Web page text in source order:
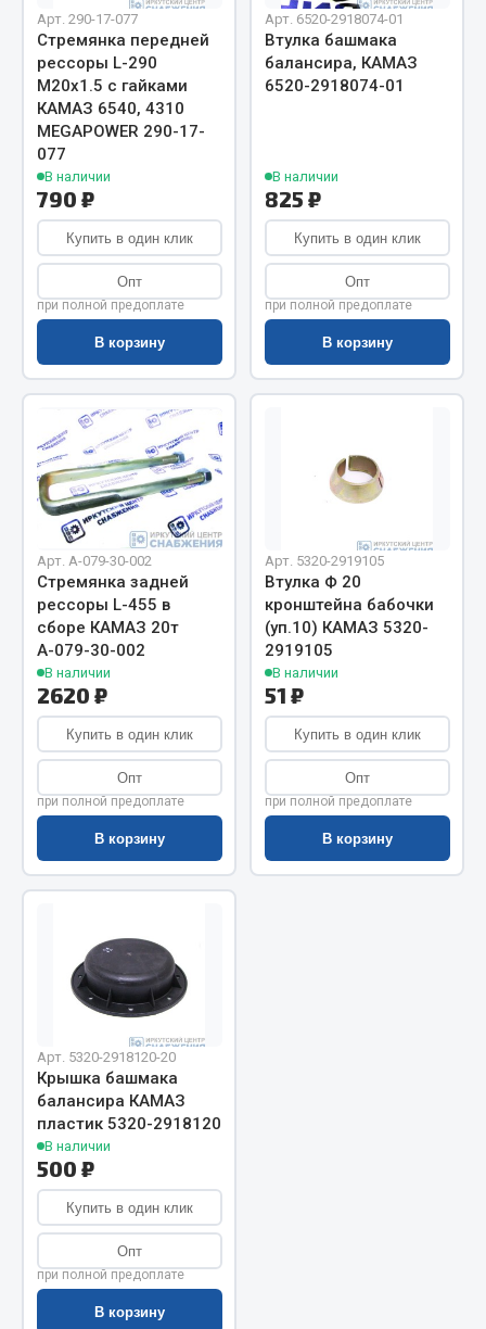
Цепи подъёмные
Весь раздел
РТИ
Кольца уплотнительные
Лента конвейерная
Манжеты
Паронит
Прокладки
Рукава высокого давления
Показать ещё
Весь раздел
Автомобильная электрика
Автолампы
Блоки реле и предохранителей
Вилки нагрузочные
Выключатели и переключатели клавишные
Выключатели кнопочные
Выключатель массы
Изолента
Запчасти на полуприцепы
Амортизаторы для полуприцепов
Весь раздел
Запчасти КамАЗ
Двигатель
Система питания
Система выпуска газа
Система охлаждения
Арт. 290-17-077
Стремянка передней
рессоры L-290
М20х1.5 с гайками
КАМАЗ 6540, 4310
MEGAPOWER 290-17-
077
В наличии
790 ₽
Купить в один клик
Опт
при полной предоплате
В корзину
Арт. 6520-2918074-01
Втулка башмака
балансира, КАМАЗ
6520-2918074-01
В наличии
825 ₽
Купить в один клик
Опт
при полной предоплате
В корзину
Арт. А-079-30-002
Стремянка задней
рессоры L-455 в
сборе КАМАЗ 20т
А-079-30-002
В наличии
2620 ₽
Купить в один клик
Опт
при полной предоплате
В корзину
Арт. 5320-2919105
Втулка Ф 20
кронштейна бабочки
(уп.10) КАМАЗ 5320-
2919105
В наличии
51 ₽
Купить в один клик
Опт
при полной предоплате
В корзину
Арт. 5320-2918120-20
Крышка башмака
балансира КАМАЗ
пластик 5320-2918120
В наличии
500 ₽
Купить в один клик
Опт
при полной предоплате
В корзину